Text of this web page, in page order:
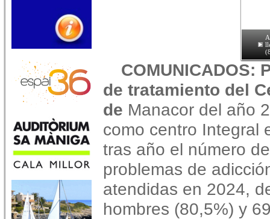
COMUNICADOS:
de tratamiento del
de Manacor del año
como centro Integral
tras año el número
problemas de
atendidas en 2024,
hombres (80,5%) y